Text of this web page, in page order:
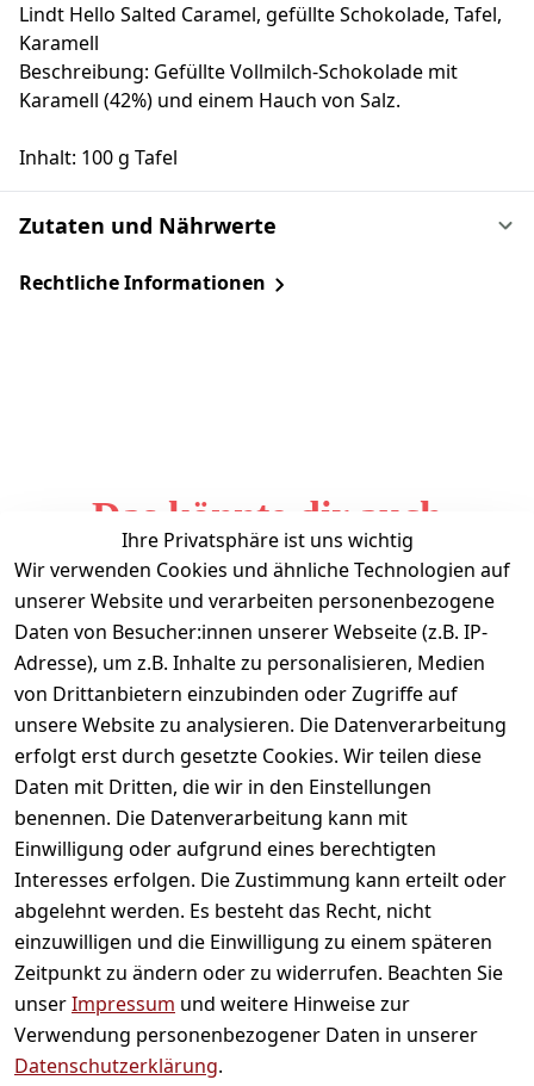
Lindt Hello Salted Caramel, gefüllte Schokolade, Tafel,
Karamell
Beschreibung: Gefüllte Vollmilch-Schokolade mit
Karamell (42%) und einem Hauch von Salz.
Inhalt: 100 g Tafel
Zutaten und Nährwerte
Rechtliche Informationen
Das könnte dir auch
gefallen
Ihre Privatsphäre ist uns wichtig
Wir verwenden Cookies und ähnliche Technologien auf
unserer Website und verarbeiten personenbezogene
Daten von Besucher:innen unserer Webseite (z.B. IP-
Adresse), um z.B. Inhalte zu personalisieren, Medien
von Drittanbietern einzubinden oder Zugriffe auf
unsere Website zu analysieren. Die Datenverarbeitung
erfolgt erst durch gesetzte Cookies. Wir teilen diese
Daten mit Dritten, die wir in den Einstellungen
benennen. Die Datenverarbeitung kann mit
Einwilligung oder aufgrund eines berechtigten
Interesses erfolgen. Die Zustimmung kann erteilt oder
abgelehnt werden. Es besteht das Recht, nicht
einzuwilligen und die Einwilligung zu einem späteren
Zeitpunkt zu ändern oder zu widerrufen. Beachten Sie
unserImpressum und weitere Hinweise zur
Verwendung personenbezogener Daten in unserer
Datenschutzerklärung.
Informationen
Mein Konto
Vertrag widerrufen
Unternehmen
Zahlarten